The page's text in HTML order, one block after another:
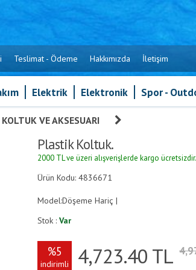
Teslimat - Ödeme Hakkımızda İletişim
Elektrik Elektronik Spor -
KOLTUK VE AKSESUARI
Plastik Koltuk.
2000 TL ve üzeri alışverişlerde kargo ücretsizdir.
Ürün Kodu: 4836671
Model:Döşeme Hariç |
Stok : Var
%5
indirimli 4,723.40 TL